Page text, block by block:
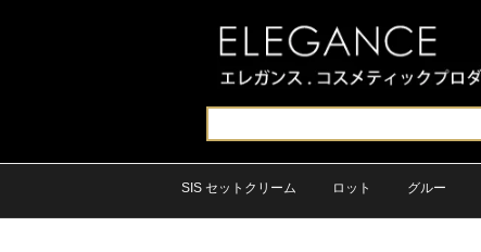
SIS セットクリーム ロット グルー